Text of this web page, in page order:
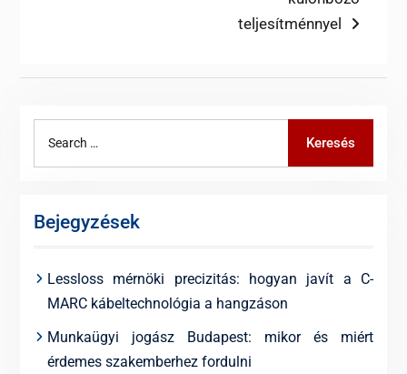
teljesítménnyel
Keresés
Bejegyzések
Lessloss mérnöki precizitás: hogyan javít a C-
MARC kábeltechnológia a hangzáson
Munkaügyi jogász Budapest: mikor és miért
érdemes szakemberhez fordulni